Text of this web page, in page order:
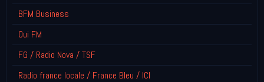
BFM Business
Oui FM
FG / Radio Nova / TSF
Radio france locale / France Bleu / ICI